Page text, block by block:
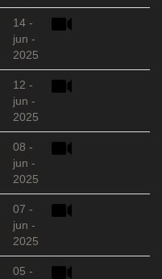
14 -
jun -
2025
12 -
jun -
2025
08 -
jun -
2025
07 -
jun -
2025
05 -